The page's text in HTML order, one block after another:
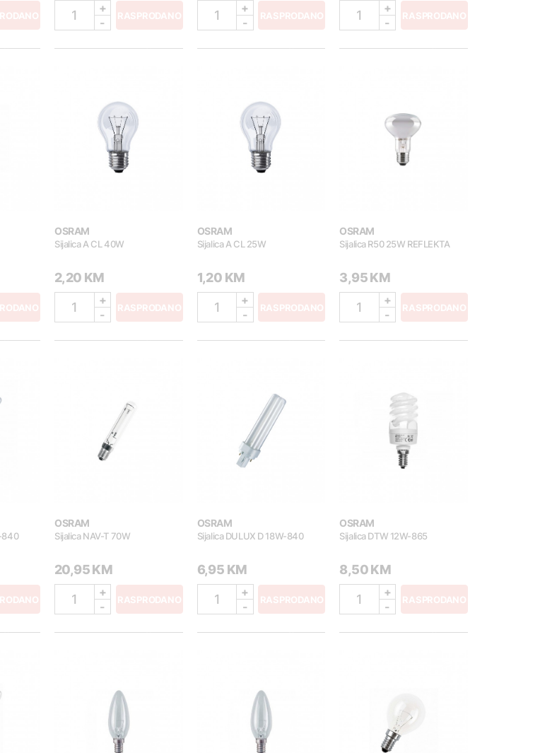
1
+
-
RASPRODANO
1
+
-
RASPRODANO
1
+
-
RASPRODANO
OSRAM
Sijalica A CL 40W
2,20 KM
1
+
-
RASPRODANO
OSRAM
Sijalica A CL 25W
1,20 KM
1
+
-
RASPRODANO
OSRAM
Sijalica R50 25W REFLEKTA
3,95 KM
1
+
-
RASPRODANO
840
OSRAM
Sijalica NAV-T 70W
20,95 KM
1
+
-
RASPRODANO
OSRAM
Sijalica DULUX D 18W-840
6,95 KM
1
+
-
RASPRODANO
OSRAM
Sijalica DTW 12W-865
8,50 KM
1
+
-
RASPRODANO